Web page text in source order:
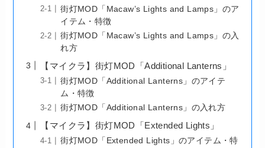
街灯MOD「Macaw’s Lights and Lamps」のア
イテム・特徴
街灯MOD「Macaw’s Lights and Lamps」の入
れ方
【マイクラ】街灯MOD「Additional Lanterns」
街灯MOD「Additional Lanterns」のアイテ
ム・特徴
街灯MOD「Additional Lanterns」の入れ方
【マイクラ】街灯MOD「Extended Lights」
街灯MOD「Extended Lights」のアイテム・特